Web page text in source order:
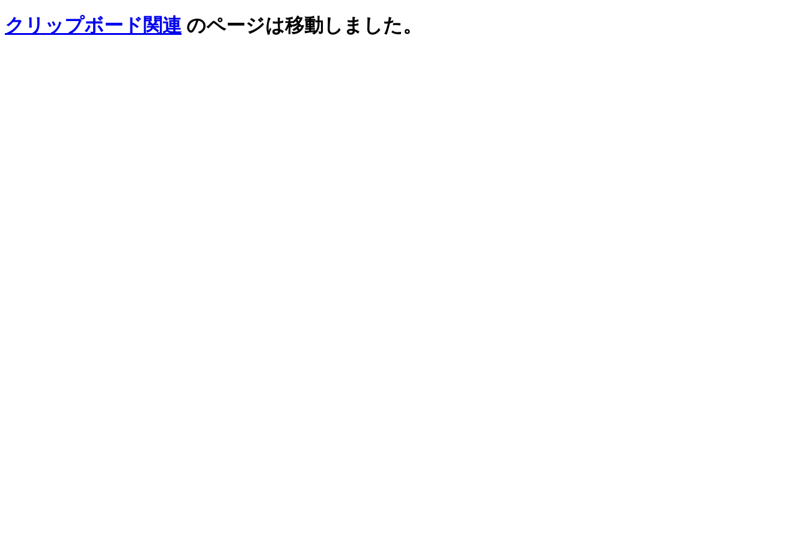
クリップボード関連のページは移動しました。